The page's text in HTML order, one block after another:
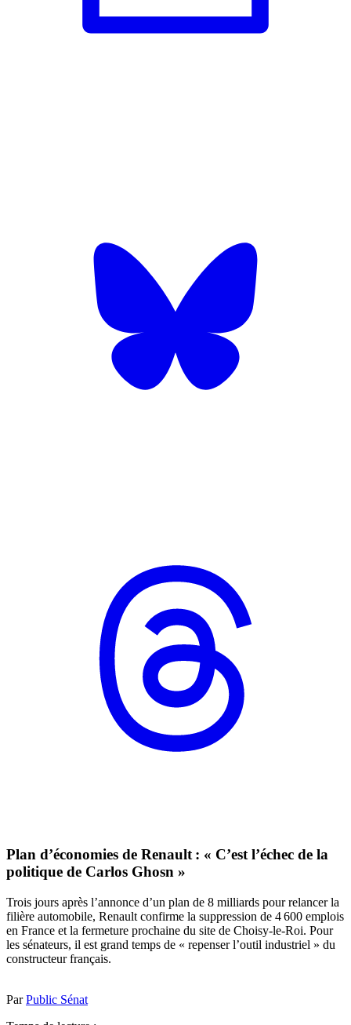
Plan d’économies de Renault : « C’est l’échec de la
politique de Carlos Ghosn »
Trois jours après l’annonce d’un plan de 8 milliards pour relancer la
filière automobile, Renault confirme la suppression de 4 600 emplois
en France et la fermeture prochaine du site de Choisy-le-Roi. Pour
les sénateurs, il est grand temps de « repenser l’outil industriel » du
constructeur français.
ParPublic Sénat